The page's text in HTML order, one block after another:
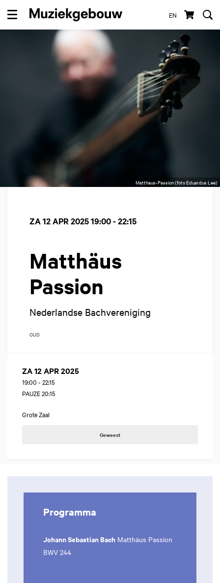
EN
Menu
Matthaus-Passion (foto Eduardus Lee)
Matthäus
Passion
Nederlandse Bachvereniging
ZA 12 APR 202519:00 - 22:15
OUD
ZA 12 APR 2025
19:00 - 22:15
PAUZE 20:15
Grote Zaal
Geweest
Programma
Johann Sebastian Bach Matthäus Passion
BWV 244